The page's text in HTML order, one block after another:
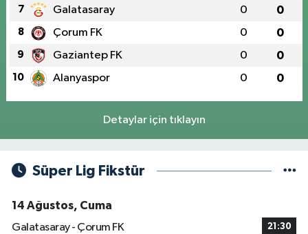
7 Galatasaray 0 0
8 Çorum FK 0 0
9 Gaziantep FK 0 0
10 Alanyaspor 0 0
Detaylar için tıklayın
Süper Lig Fikstür
14 Ağustos, Cuma
Galatasaray - Çorum FK
21:30